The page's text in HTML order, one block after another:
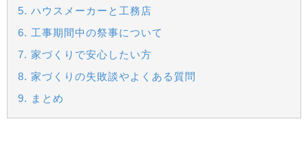
5. ハウスメーカーと工務店
6. 工事期間中の祭事について
7. 家づくりで安心したい方
8. 家づくりの失敗談やよくある質問
9. まとめ